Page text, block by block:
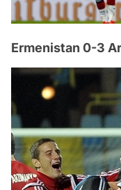
Ermenistan 0-3